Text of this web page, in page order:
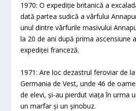
1970: O expediție britanică a
dată partea sudică a vârfului
unul dintre vârfurile masivului
la 20 de ani după prima ascensiune
expediței franceză.
1971: Are loc dezastrul feroviar de
Germania de Vest, unde 46 de
de elevi, și-au pierdut viața în urma
un marfar și un șinobuz.